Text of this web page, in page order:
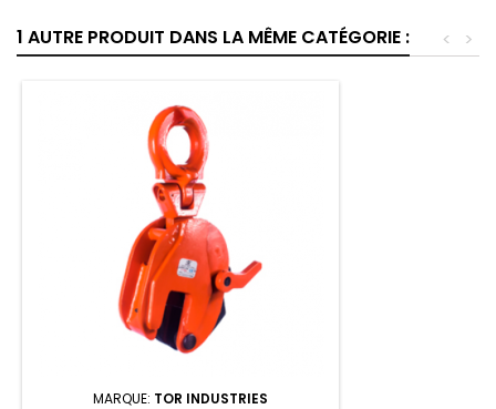
1 AUTRE PRODUIT DANS LA MÊME CATÉGORIE : >
<
MARQUE: TOR INDUSTRIES